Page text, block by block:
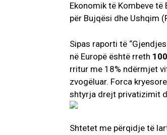
Ekonomik të Kombeve të
për Bujqësi dhe Ushqim
Sipas raporti të
në Europë është rreth
rritur me 18% ndërmjet
zvogëluar. Forca
shtyrja drejt privatizimit
Shtetet me përqidje të